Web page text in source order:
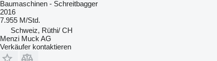
Baumaschinen - Schreitbagger
2016
7.955 M/Std.
Schweiz, Rüthi/ CH
Menzi Muck AG
Verkäufer kontaktieren